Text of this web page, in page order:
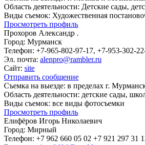
Область деятельности: Детские сады,
Виды съемок: Художественная
Просмотреть профиль
Прохоров Александр .
Город: Мурманск
Телефон: +7-965-802-97-17, +7-953-302-
Эл. почта: alenpro@rambler.ru
Сайт: site
Отправить сообщение
Съемка на выезде: в пределах г.
Область деятельности: детские сады,
Виды съемок: все виды фотосъемки
Просмотреть профиль
Елифёров Игорь Николаевич
Город: Мирный
Телефон: +7 962 660 05 02 +7 921 297 31